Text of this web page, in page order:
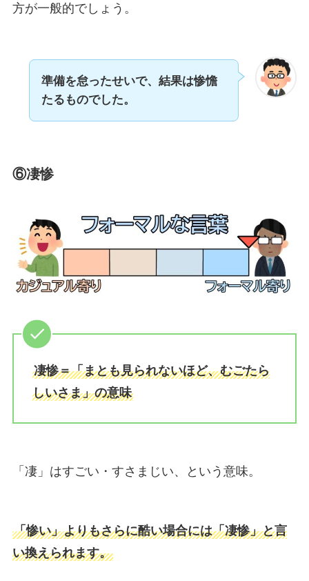
方が一般的でしょう。
準備を怠ったせいで、結果は惨憺
たるものでした。
⑥凄惨
凄惨＝「まとも見られないほど、むごたら
しいさま」の意味
「凄」はすごい・すさまじい、という意味。
「惨い」よりもさらに酷い場合には「凄惨」と言
い換えられます。